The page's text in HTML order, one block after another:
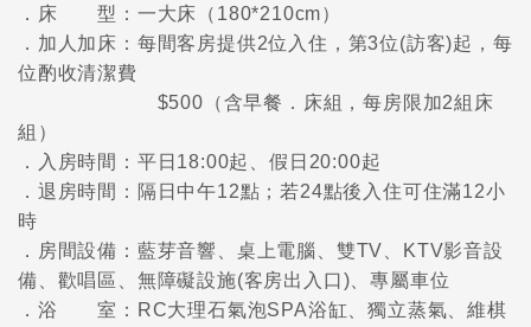
．床 型：一大床（180*210cm）
．加人加床：每間客房提供2位入住，第3位(訪客)起，每
位酌收清潔費
$500（含早餐．床組，每房限加2組床
組）
．入房時間：平日18:00起、假日20:00起
．退房時間：隔日中午12點；若24點後入住可住滿12小
時
．房間設備：藍芽音響、桌上電腦、雙TV、KTV影音設
備、歡唱區、無障礙設施(客房出入口)、專屬車位
．浴 室：RC大理石氣泡SPA浴缸、獨立蒸氣、維棋